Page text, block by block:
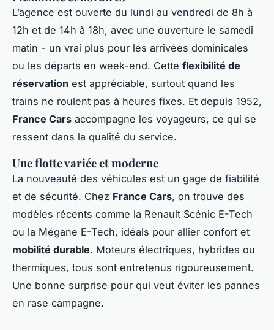
L’agence est ouverte du lundi au vendredi de 8h à
12h et de 14h à 18h, avec une ouverture le samedi
matin - un vrai plus pour les arrivées dominicales
ou les départs en week-end. Cette flexibilité de
réservation est appréciable, surtout quand les
trains ne roulent pas à heures fixes. Et depuis 1952,
France Cars accompagne les voyageurs, ce qui se
ressent dans la qualité du service.
Une flotte variée et moderne
La nouveauté des véhicules est un gage de fiabilité
et de sécurité. Chez France Cars, on trouve des
modèles récents comme la Renault Scénic E-Tech
ou la Mégane E-Tech, idéals pour allier confort et
mobilité durable. Moteurs électriques, hybrides ou
thermiques, tous sont entretenus rigoureusement.
Une bonne surprise pour qui veut éviter les pannes
en rase campagne.